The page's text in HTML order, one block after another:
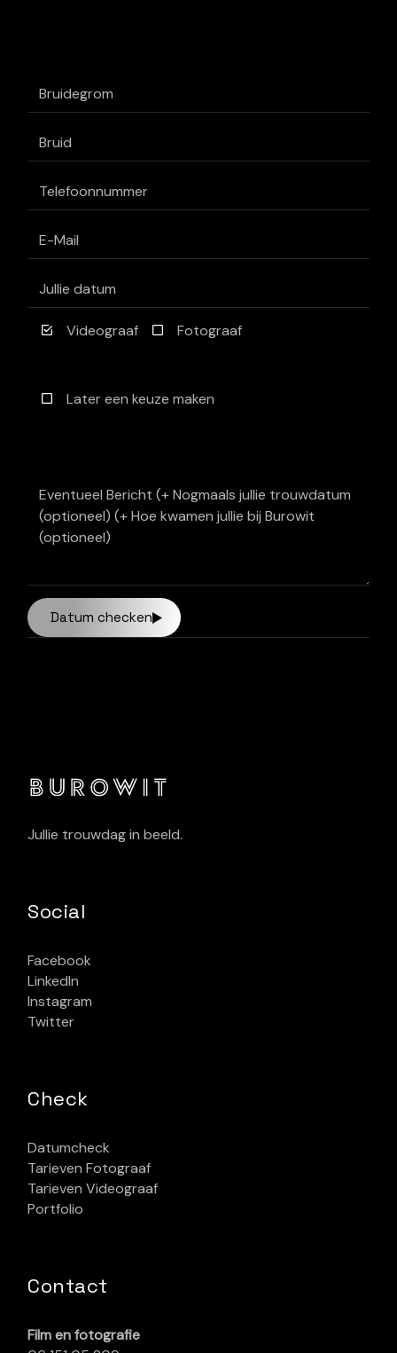
Videograaf Fotograaf
Later een keuze maken
Datum checken
Jullie trouwdag in beeld.
Social
Facebook
LinkedIn
Instagram
Twitter
Check
Datumcheck
Tarieven Fotograaf
Tarieven Videograaf
Portfolio
Contact
Film en fotografie